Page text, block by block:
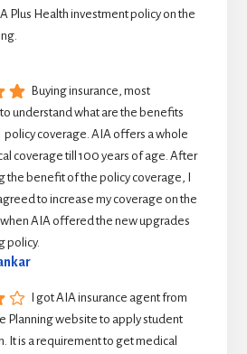
Plus Health investment policy on the
Buying insurance, most
understand what are the benefits
policy coverage. AIA offers a whole
coverage till 100 years of age. After
the benefit of the policy coverage, I
to increase my coverage on the
AIA offered the new upgrades
policy.
I got AIA insurance agent from
Planning website to apply student
It is a requirement to get medical